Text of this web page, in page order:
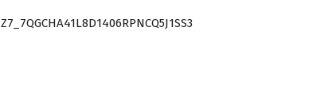
Z7_7QGCHA41L8D1406RPNCQ5J1SS3